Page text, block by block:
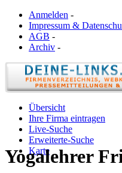
Anmelden -
Impressum &
AGB -
Archiv -
Übersicht
Ihre Firma eintragen
Live-Suche
Erweiterte-Suche
Karte
Yogalehrer